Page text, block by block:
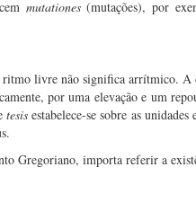
mutationes(mutações), por
livre não significa arrítmico.
por uma elevação e um
tesisestabelece-se sobre as
Gregoriano, importa referir a